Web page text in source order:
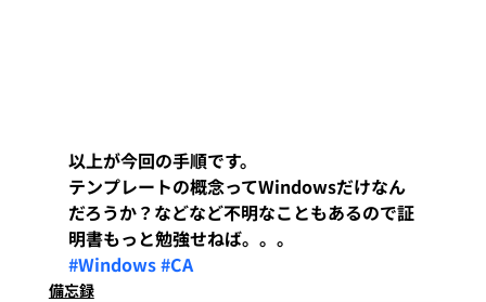
以上が今回の手順です。
テンプレートの概念ってWindowsだけなん
だろうか？などなど不明なこともあるので証
明書もっと勉強せねば。。。
#Windows#CA
備忘録